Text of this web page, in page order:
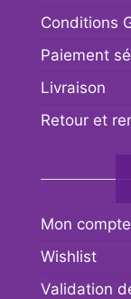
Conditions
Paiement
Livraison
Retour et
Mon compte
Wishlist
Validation